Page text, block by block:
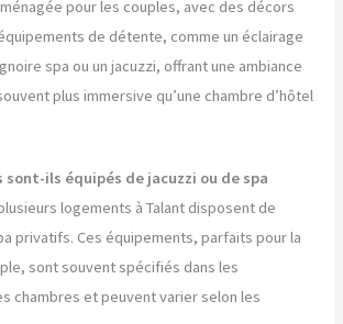
pour les couples, avec des décors
de détente, comme un éclairage
spa ou un jacuzzi, offrant une ambiance
plus immersive qu’une chambre d’hôtel
sont-ils équipés de jacuzzi ou de spa
logements à Talant disposent de
privatifs. Ces équipements, parfaits pour la
sont souvent spécifiés dans les
chambres et peuvent varier selon les